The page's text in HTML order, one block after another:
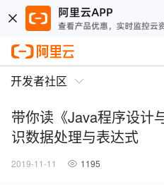
开发者社区
带你读《Java程序设计
识数据处理与表达式
2019-11-11 1195